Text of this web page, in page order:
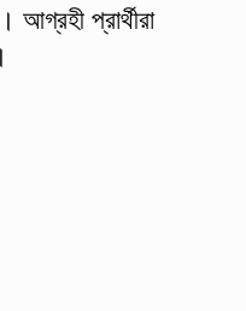
আগ্রহী প্রার্থীরা